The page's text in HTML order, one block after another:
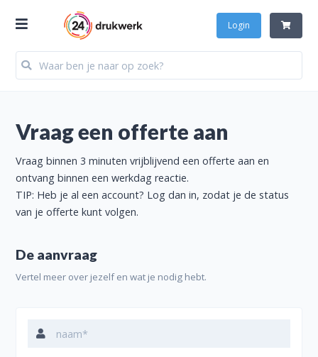
Login
Vraag een offerte aan
Vraag binnen 3 minuten vrijblijvend een offerte aan en
ontvang binnen een werkdag reactie.
TIP: Heb je al een account? Log dan in, zodat je de status
van je offerte kunt volgen.
De aanvraag
Vertel meer over jezelf en wat je nodig hebt.